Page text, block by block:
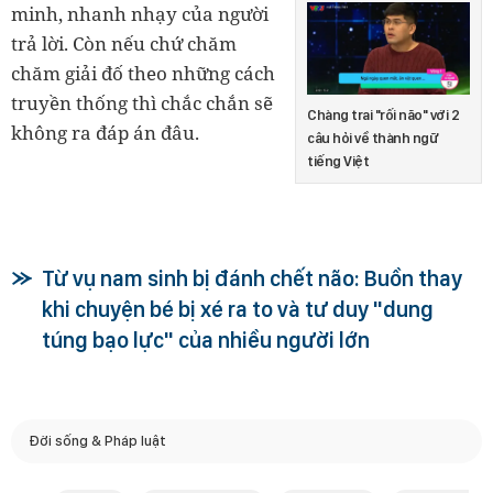
Chàng trai "rối não" với 2
câu hỏi về thành ngữ
tiếng Việt
minh, nhanh nhạy của người
trả lời. Còn nếu chứ chăm
chăm giải đố theo những cách
truyền thống thì chắc chắn sẽ
không ra đáp án đâu.
Từ vụ nam sinh bị đánh chết não: Buồn thay
khi chuyện bé bị xé ra to và tư duy "dung
túng bạo lực" của nhiều người lớn
Đời sống & Pháp luật